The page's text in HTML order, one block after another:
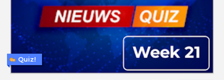
Quiz!